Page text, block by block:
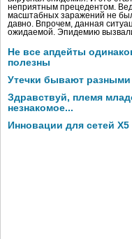
неприятным прецедентом.
масштабных заражений не
давно. Впрочем, данная
ожидаемой. Эпидемию
Не все апдейты
полезны
Утечки бывают разными
Здравствуй, племя
незнакомое...
Инновации для сетей X5